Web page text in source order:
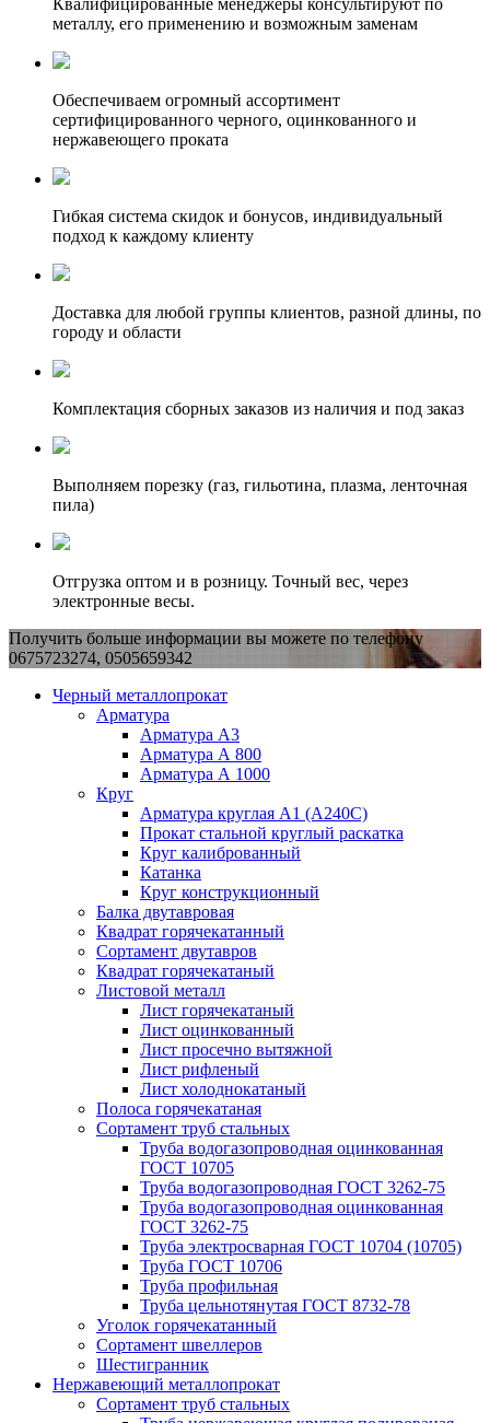
Квалифицированные менеджеры консультируют по
металлу, его применению и возможным заменам
Обеспечиваем огромный ассортимент
сертифицированного черного, оцинкованного и
нержавеющего проката
Гибкая система скидок и бонусов, индивидуальный
подход к каждому клиенту
Доставка для любой группы клиентов, разной длины, по
городу и области
Комплектация сборных заказов из наличия и под заказ
Выполняем порезку (газ, гильотина, плазма, ленточная
пила)
Отгрузка оптом и в розницу. Точный вес, через
электронные весы.
Получить больше информации вы можете по телефону
0675723274, 0505659342
Черный металлопрокат
Арматура
Арматура А3
Арматура А 800
Арматура А 1000
Круг
Арматура круглая А1 (А240C)
Прокат стальной круглый раскатка
Круг калиброванный
Катанка
Круг конструкционный
Балка двутавровая
Квадрат горячекатанный
Сортамент двутавров
Квадрат горячекатаный
Листовой металл
Лист горячекатаный
Лист оцинкованный
Лист просечно вытяжной
Лист рифленый
Лист холоднокатаный
Полоса горячекатаная
Сортамент труб стальных
Труба водогазопроводная оцинкованная
ГОСТ 10705
Труба водогазопроводная ГОСТ 3262-75
Труба водогазопроводная оцинкованная
ГОСТ 3262-75
Труба электросварная ГОСТ 10704 (10705)
Труба ГОСТ 10706
Труба профильная
Труба цельнотянутая ГОСТ 8732-78
Уголок горячекатанный
Сортамент швеллеров
Шестигранник
Нержавеющий металлопрокат
Сортамент труб стальных